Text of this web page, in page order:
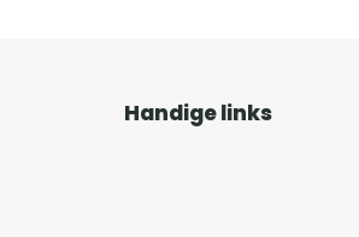
Handige links